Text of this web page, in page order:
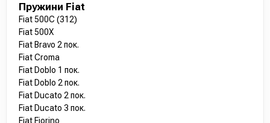
Пружини Fiat
Fiat 500C (312)
Fiat 500X
Fiat Bravo 2 пок.
Fiat Croma
Fiat Doblo 1 пок.
Fiat Doblo 2 пок.
Fiat Ducato 2 пок.
Fiat Ducato 3 пок.
Fiat Fiorino